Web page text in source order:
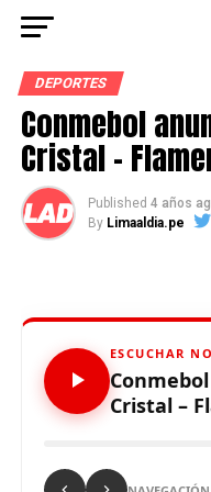
DEPORTES
Conmebol
Cristal –
Published 4 años
By Limaaldia.pe
ESCUCHAR
Cristal –